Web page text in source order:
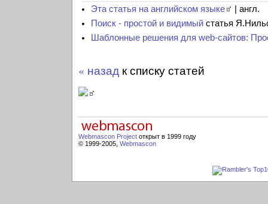
Эта статья на английском языке
| англ.
Поиск - простой и видимый статья
Шаблонные решения для web-сайтов:
« назад к списку статей
Webmascon Project открыт в 1999 году
© 1999-2005, Webmascon